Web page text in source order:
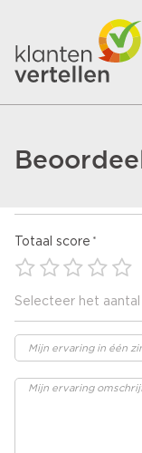
Totaal score
Selecteer het